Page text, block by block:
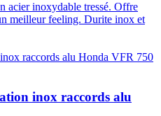
acier inoxydable tressé. Offre
meilleur feeling. Durite inox et
inox raccords alu